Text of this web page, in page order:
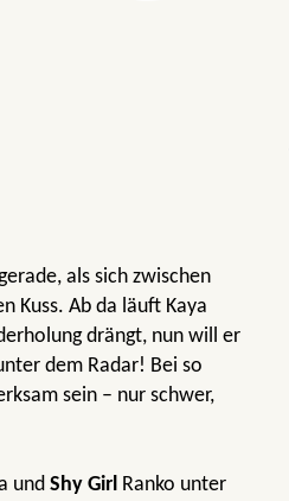
als sich zwischen
Kuss. Ab da läuft Kaya
drängt, nun will er
dem Radar! Bei so
sein – nur schwer,
und Shy Girl Ranko unter